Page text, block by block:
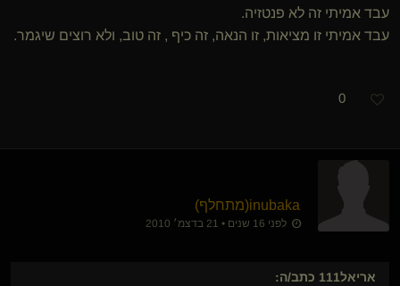
עבד אמיתי זה לא פנטזיה.
עבד אמיתי זו מציאות, זו הנאה, זה כיף , זה טוב, ולא רוצים שיגמר.
0
inubaka​(מתחלף)
לפני 16 שנים • 21 בדצמ׳ 2010
אריאל111 כתב/ה: